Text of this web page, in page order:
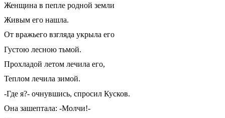
Женщина в пепле родной земли
Живым его нашла.
От вражьего взгляда укрыла его
Густою лесною тьмой.
Прохладой летом лечила его,
Теплом лечила зимой.
-Где я?- очнувшись, спросил Кусков.
Она зашептала: -Молчи!-